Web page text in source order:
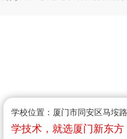
学校位置：厦门市同安区马垵
学技术，就选厦门新东方